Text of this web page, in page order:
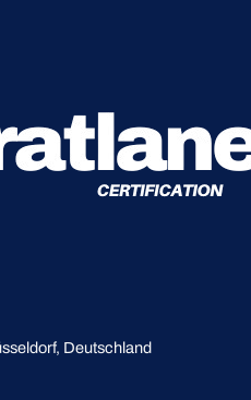
Deutschland